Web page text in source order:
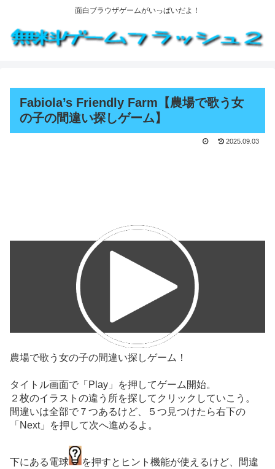
面白ブラウザゲームがいっぱいだよ！
Fabiola’s Friendly Farm【農場で歌う女
の子の間違い探しゲーム】
2025.09.03
農場で歌う女の子の間違い探しゲーム！
タイトル画面で「Play」を押してゲーム開始。
２枚のイラストの違う所を探してクリックしていこう。
間違いは全部で７つあるけど、５つ見つけたら右下の
「Next」を押して次へ進めるよ。
下にある電球
を押すとヒント機能が使えるけど、間違